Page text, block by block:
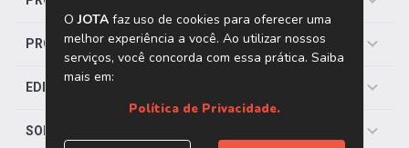
PRO SAÚDE
EDITORIAS
SOBRE O JOTA